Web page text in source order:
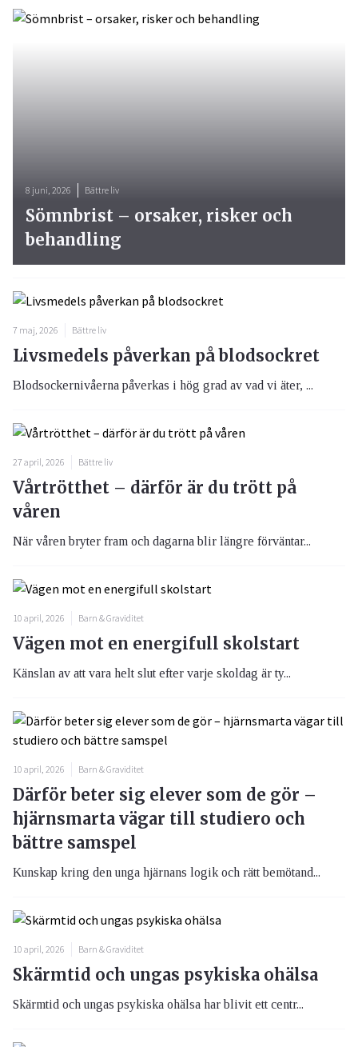
8 juni, 2026 Bättre liv
Sömnbrist – orsaker, risker och
behandling
7 maj, 2026 Bättre liv
Livsmedels påverkan på blodsockret
Blodsockernivåerna påverkas i hög grad av vad vi äter, ...
27 april, 2026 Bättre liv
Vårtrötthet – därför är du trött på
våren
När våren bryter fram och dagarna blir längre förväntar...
10 april, 2026 Barn & Graviditet
Vägen mot en energifull skolstart
Känslan av att vara helt slut efter varje skoldag är ty...
10 april, 2026 Barn & Graviditet
Därför beter sig elever som de gör –
hjärnsmarta vägar till studiero och
bättre samspel
Kunskap kring den unga hjärnans logik och rätt bemötand...
10 april, 2026 Barn & Graviditet
Skärmtid och ungas psykiska ohälsa
Skärmtid och ungas psykiska ohälsa har blivit ett centr...